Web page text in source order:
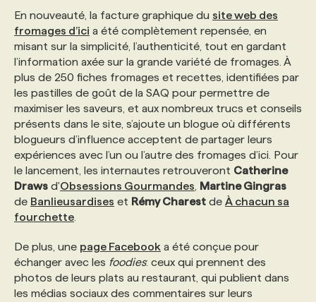
NOS TARIFS
PROGRAMMES DE SUBVENTIONS
FAQ
ANNONCEZ AVEC NOUS
ANNONCEZ AVEC NOUS
En nouveauté, la facture graphique du site web des
fromages d’ici a été complètement repensée, en
misant sur la simplicité, l’authenticité, tout en gardant
l’information axée sur la grande variété de fromages. À
plus de 250 fiches fromages et recettes, identifiées par
les pastilles de goût de la SAQ pour permettre de
maximiser les saveurs, et aux nombreux trucs et conseils
présents dans le site, s’ajoute un blogue où différents
blogueurs d’influence acceptent de partager leurs
expériences avec l’un ou l’autre des fromages d’ici. Pour
le lancement, les internautes retrouveront Catherine
Draws d'Obsessions Gourmandes Martine Gingras
de Banlieusardises et Rémy Charest de À chacun sa
fourchette
De plus, une page Facebook a été conçue pour
échanger avec les foodies: ceux qui prennent des
photos de leurs plats au restaurant, qui publient dans
les médias sociaux des commentaires sur leurs